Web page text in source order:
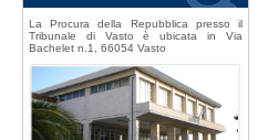
La Procura della Repubblica presso il
Tribunale di Vasto è ubicata in Via
Bachelet n.1, 66054 Vasto